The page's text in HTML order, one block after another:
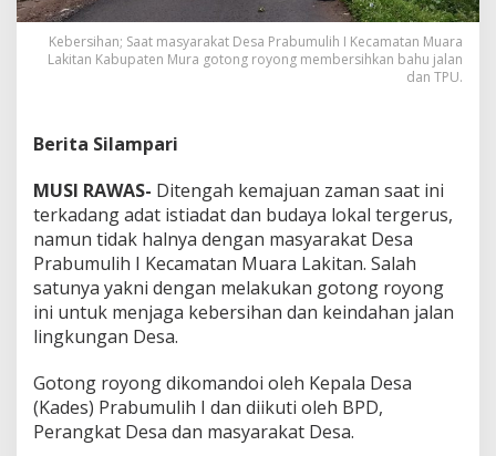
h
I
M
a
k
i
t
a
n
K
a
k
G
Kebersihan; Saat masyarakat Desa Prabumulih I Kecamatan Muara
Lakitan Kabupaten Mura gotong royong membersihkan bahu jalan
dan TPU.
Berita Silampari
MUSI RAWAS- Ditengah kemajuan zaman saat ini
terkadang adat istiadat dan budaya lokal tergerus,
namun tidak halnya dengan masyarakat Desa
Prabumulih I Kecamatan Muara Lakitan. Salah
satunya yakni dengan melakukan gotong royong
ini untuk menjaga kebersihan dan keindahan jalan
lingkungan Desa.
Gotong royong dikomandoi oleh Kepala Desa
(Kades) Prabumulih I dan diikuti oleh BPD,
Perangkat Desa dan masyarakat Desa.